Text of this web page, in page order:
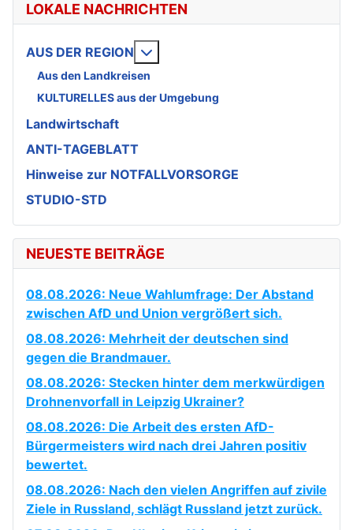
LOKALE NACHRICHTEN
AUS DER REGION
Aus den Landkreisen
KULTURELLES aus der Umgebung
Landwirtschaft
ANTI-TAGEBLATT
Hinweise zur NOTFALLVORSORGE
STUDIO-STD
NEUESTE BEITRÄGE
08.08.2026: Neue Wahlumfrage: Der Abstand
zwischen AfD und Union vergrößert sich.
08.08.2026: Mehrheit der deutschen sind
gegen die Brandmauer.
08.08.2026: Stecken hinter dem merkwürdigen
Drohnenvorfall in Leipzig Ukrainer?
08.08.2026: Die Arbeit des ersten AfD-
Bürgermeisters wird nach drei Jahren positiv
bewertet.
08.08.2026: Nach den vielen Angriffen auf zivile
Ziele in Russland, schlägt Russland jetzt zurück.